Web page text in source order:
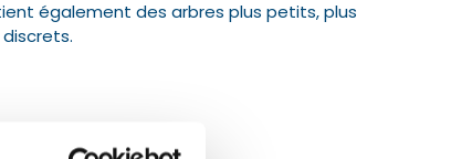
également des arbres plus petits, plus